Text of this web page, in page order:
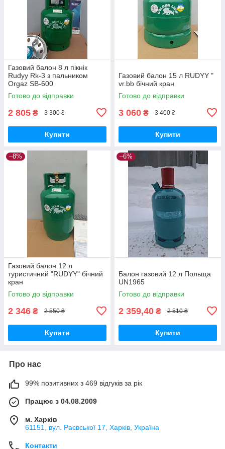
Газовий балон 8 л пікнік
Rudyy Rk-3 з пальником
Orgaz SB-600
Готово до відправки
2 805 ₴ 3 300 ₴
Купити
Газовий балон 15 л RUDYY "
vr.bb бічний кран
Готово до відправки
3 060 ₴ 3 400 ₴
Купити
–8%
Газовий балон 12 л
туристичний "RUDYY" бічний
кран
Готово до відправки
2 346 ₴ 2 550 ₴
Купити
–6%
Балон газовий 12 л Польща
UN1965
Готово до відправки
2 359,40 ₴ 2 510 ₴
Купити
Про нас
99% позитивних з 469 відгуків за рік
Працює з 04.08.2009
м. Харків
61151, вул. Раєвської 17, Харків, Україна
Контакти